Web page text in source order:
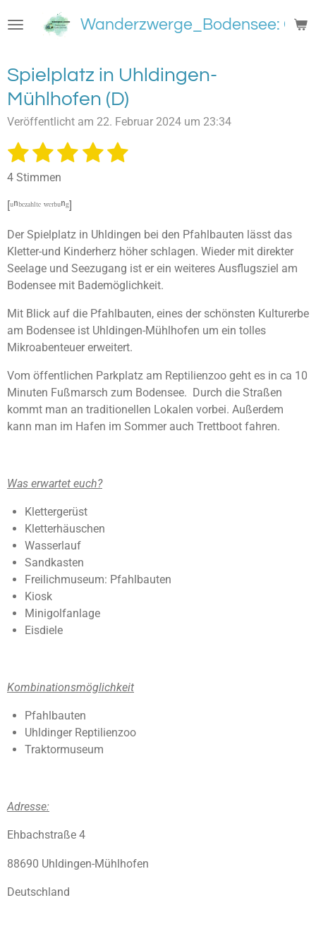
Hauptinhalt
Wanderzwerge_Bodensee:
Spielplatz in Uhldingen-
Mühlhofen (D)
Veröffentlicht am 22. Februar 2024 um 23:34
B
e
w
e
t
u
n
g
4
.
7
5
S
t
e
1
S
t
e
r
n
2
S
t
r
n
e
3
S
t
r
n
e
4
r
n
e
5
r
n
e
B
n
g
a
b
e
n
d
e
4 Stimmen
[ᵘⁿᵇᵉᶻᵃʰˡᵗᵉ ʷᵉʳᵇᵘⁿᵍ]
Der Spielplatz in Uhldingen bei den Pfahlbauten lässt das
Kletter-und Kinderherz höher schlagen. Wieder mit direkter
Seelage und Seezugang ist er ein weiteres Ausflugsziel am
Bodensee mit Bademöglichkeit.
Mit Blick auf die Pfahlbauten, eines der schönsten Kulturerbe
am Bodensee ist Uhldingen-Mühlhofen um ein tolles
Mikroabenteuer erweitert.
Vom öffentlichen Parkplatz am Reptilienzoo geht es in ca 10
Minuten Fußmarsch zum Bodensee. Durch die Straßen
kommt man an traditionellen Lokalen vorbei. Außerdem
kann man im Hafen im Sommer auch Trettboot fahren.
Was erwartet euch?
Klettergerüst
Kletterhäuschen
Wasserlauf
Sandkasten
Freilichmuseum: Pfahlbauten
Kiosk
Minigolfanlage
Eisdiele
Kombinationsmöglichkeit
Pfahlbauten
Uhldinger Reptilienzoo
Traktormuseum
Adresse:
Ehbachstraße 4
88690 Uhldingen-Mühlhofen
Deutschland